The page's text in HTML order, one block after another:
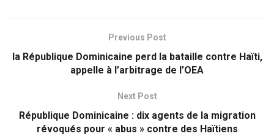
Previous Post
la République Dominicaine perd la bataille contre Haïti,
appelle à l’arbitrage de l’OEA
Next Post
République Dominicaine : dix agents de la migration
révoqués pour « abus » contre des Haïtiens